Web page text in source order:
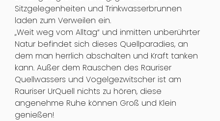
Sitzgelegenheiten und Trinkwasserbrunnen
laden zum Verweilen ein.
„Weit weg vom Alltag“ und inmitten unberührter
Natur befindet sich dieses Quellparadies, an
dem man herrlich abschalten und Kraft tanken
kann. Außer dem Rauschen des Rauriser
Quellwassers und Vogelgezwitscher ist am
Rauriser UrQuell nichts zu hören, diese
angenehme Ruhe können Groß und Klein
genießen!